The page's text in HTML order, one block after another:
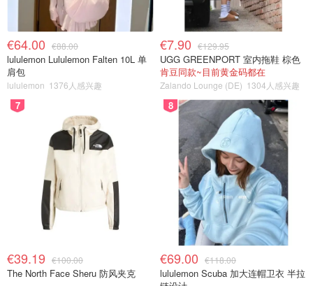
€64.00 €88.00
lululemon Lululemon Falten 10L 单
肩包
lululemon 1376人感兴趣
€7.90 €129.95
UGG GREENPORT 室内拖鞋 棕色
肯豆同款~目前黄金码都在
Zalando Lounge (DE) 1304人感兴趣
7
€39.19 €100.00
The North Face Sheru 防风夹克
8
€69.00 €118.00
lululemon Scuba 加大连帽卫衣 半拉